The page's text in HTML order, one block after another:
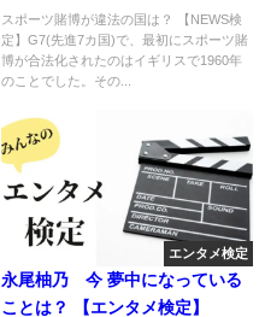
スポーツ賭博が違法の国は？ 【NEWS検
定】G7(先進7カ国)で、最初にスポーツ賭
博が合法化されたのはイギリスで1960年
のことでした。その...
エンタメ検定
永尾柚乃 今 夢中になっている
ことは？ 【エンタメ検定】